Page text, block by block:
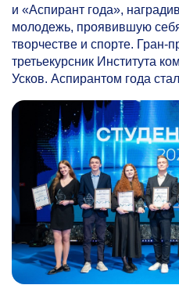
и «Аспирант года»,
молодежь, проявившую
творчестве и спорте. Гран-
третьекурсник Института
Усков. Аспирантом года